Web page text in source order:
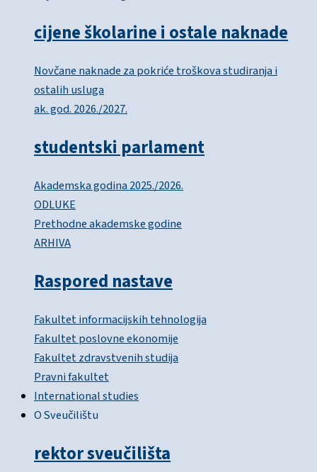
cijene školarine i ostale naknade
Novčane naknade za pokriće troškova studiranja i
ostalih usluga
ak. god. 2026./2027.
studentski parlament
Akademska godina 2025./2026.
ODLUKE
Prethodne akademske godine
ARHIVA
Raspored nastave
Fakultet informacijskih tehnologija
Fakultet poslovne ekonomije
Fakultet zdravstvenih studija
Pravni fakultet
International studies
O Sveučilištu
rektor sveučilišta